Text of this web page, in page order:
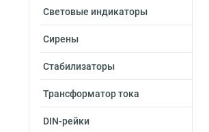
Световые индикаторы
Сирены
Стабилизаторы
Трансформатор тока
DIN-рейки